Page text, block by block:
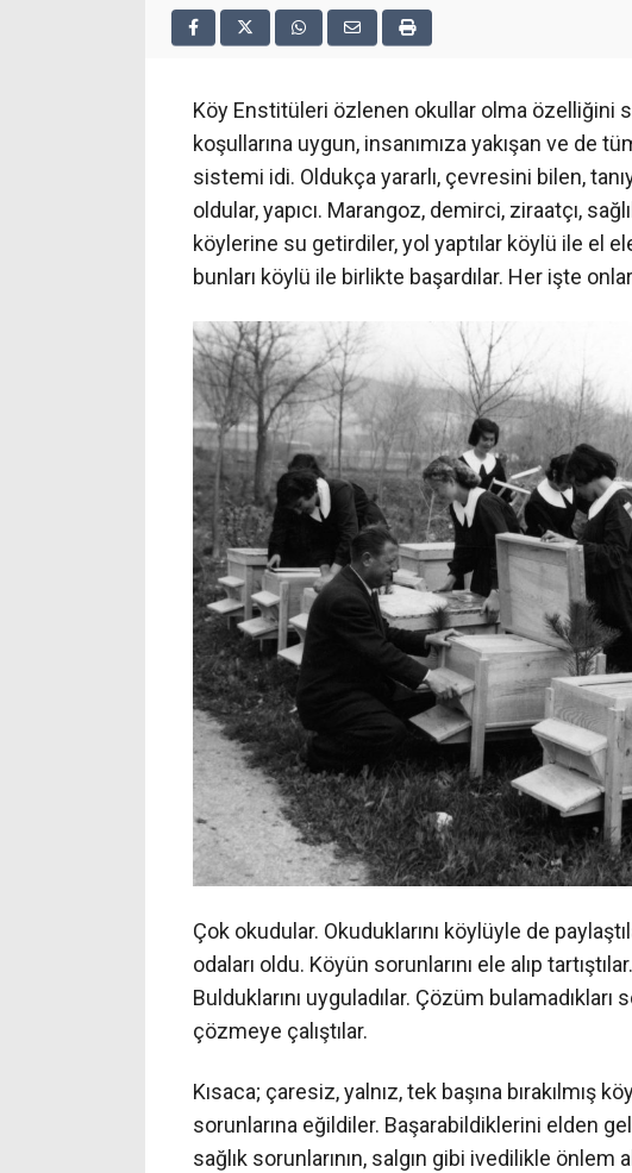
Köy Enstitüleri özlenen okullar olma özelliğini
koşullarına uygun, insanımıza yakışan ve de
sistemi idi. Oldukça yararlı, çevresini bilen,
oldular, yapıcı. Marangoz, demirci, ziraatçı,
köylerine su getirdiler, yol yaptılar köylü ile el
bunları köylü ile birlikte başardılar. Her işte
Çok okudular. Okuduklarını köylüyle de
odaları oldu. Köyün sorunlarını ele alıp
Bulduklarını uyguladılar. Çözüm
çözmeye çalıştılar.
Kısaca; çaresiz, yalnız, tek başına bırakılmış
sorunlarına eğildiler. Başarabildiklerini elden
sağlık sorunlarının, salgın gibi ivedilikle önlem